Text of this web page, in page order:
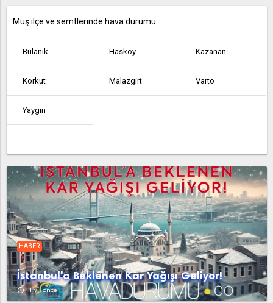
Muş ilçe ve semtlerinde hava durumu
Bulanık Hasköy Kazanan
Korkut Malazgirt Varto
Yaygın
HABER
İstanbul'a Beklenen Kar Yağışı Geliyor!
access_time 1 yıl önce